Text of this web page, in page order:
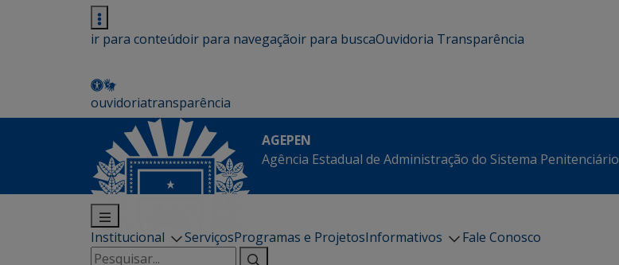
ir para conteúdoir para navegaçãoir para buscaOuvidoria Transparência
ouvidoriatransparência
AGEPEN
Agência Estadual de Administração do Sistema Penitenciário
Institucional ServiçosProgramas e ProjetosInformativos
Fale Conosco
Pesquisar